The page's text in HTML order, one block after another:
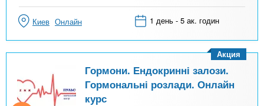
Киев Онлайн 1 день - 5 ак. годин
Гормони. Ендокринні залози.
Гормональні розлади. Онлайн
курс
Акция